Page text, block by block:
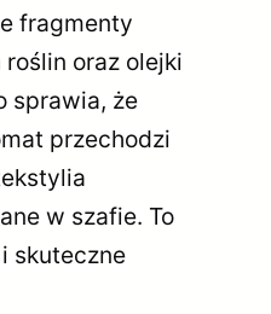
fragmenty
oraz olejki
sprawia, że
przechodzi
w szafie. To
skuteczne